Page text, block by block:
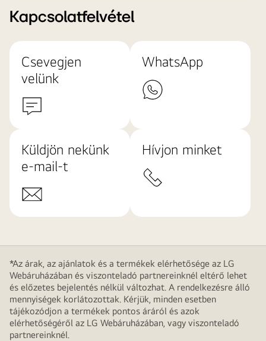
Kapcsolatfelvétel
Csevegjen
velünk
WhatsApp
Küldjön nekünk
e-mail-t
Hívjon minket
*Az árak, az ajánlatok és a termékek elérhetősége az LG
Webáruházában és viszonteladó partnereinknél eltérő lehet
és előzetes bejelentés nélkül változhat. A rendelkezésre álló
mennyiségek korlátozottak. Kérjük, minden esetben
tájékozódjon a termékek pontos áráról és azok
elérhetőségéről az LG Webáruházában, vagy viszonteladó
partnereinknél.